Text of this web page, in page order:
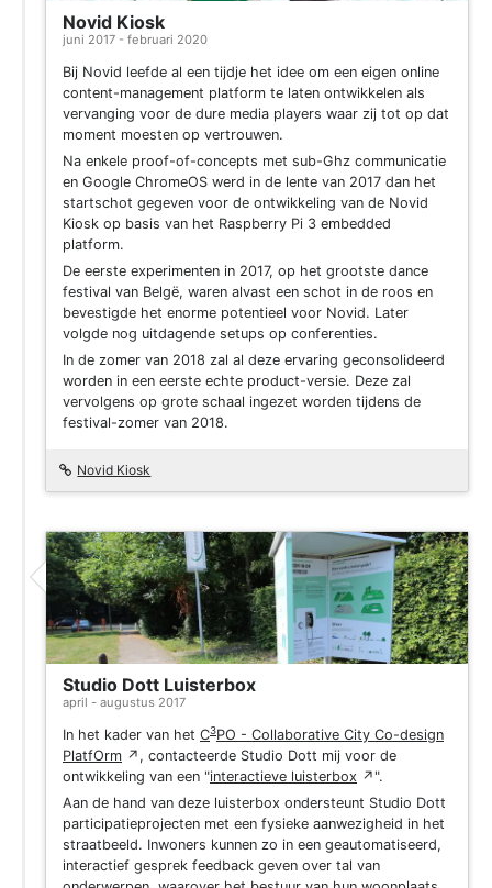
Novid Kiosk
juni 2017 - februari 2020
Bij Novid leefde al een tijdje het idee om een eigen online
content-management platform te laten ontwikkelen als
vervanging voor de dure media players waar zij tot op dat
moment moesten op vertrouwen.
Na enkele proof-of-concepts met sub-Ghz communicatie
en Google ChromeOS werd in de lente van 2017 dan het
startschot gegeven voor de ontwikkeling van de Novid
Kiosk op basis van het Raspberry Pi 3 embedded
platform.
De eerste experimenten in 2017, op het grootste dance
festival van Belgë, waren alvast een schot in de roos en
bevestigde het enorme potentieel voor Novid. Later
volgde nog uitdagende setups op conferenties.
In de zomer van 2018 zal al deze ervaring geconsolideerd
worden in een eerste echte product-versie. Deze zal
vervolgens op grote schaal ingezet worden tijdens de
festival-zomer van 2018.
Novid Kiosk
Project
Studio Dott Luisterbox
april - augustus 2017
In het kader van het C3PO - Collaborative City Co-design
PlatfOrm ↗ , contacteerde Studio Dott mij voor de
ontwikkeling van een "interactieve luisterbox ↗ ".
Aan de hand van deze luisterbox ondersteunt Studio Dott
participatieprojecten met een fysieke aanwezigheid in het
straatbeeld. Inwoners kunnen zo in een geautomatiseerd,
interactief gesprek feedback geven over tal van